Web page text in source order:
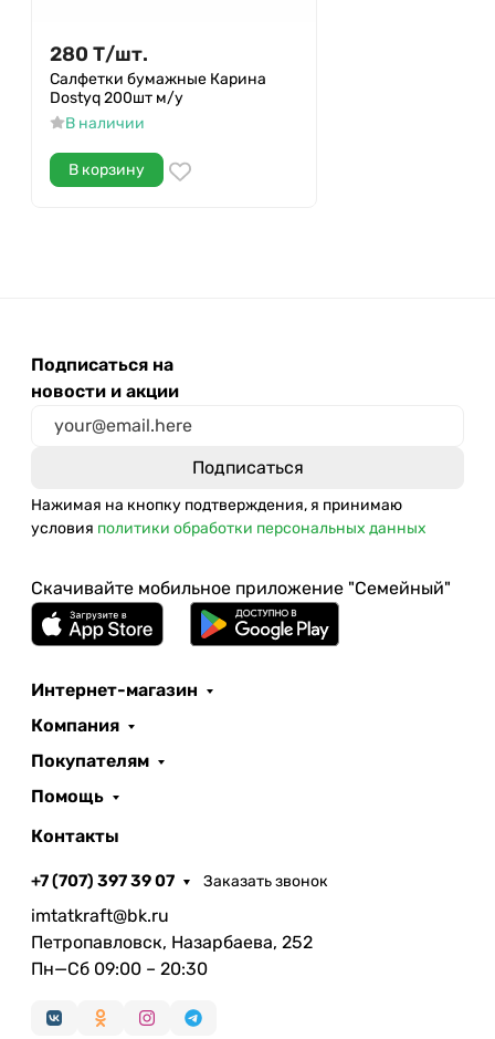
280 Т/шт.
Салфетки бумажные Карина
Dostyq 200шт м/у
В наличии
В корзину
Подписаться на
новости и акции
Нажимая на кнопку подтверждения, я принимаю
условия политики обработки персональных данных
Скачивайте мобильное приложение "Семейный"
Интернет-магазин
Компания
Покупателям
Помощь
Контакты
+7 (707) 397 39 07 Заказать звонок
imtatkraft@bk.ru
Петропавловск, Назарбаева, 252
Пн—Сб 09:00 – 20:30